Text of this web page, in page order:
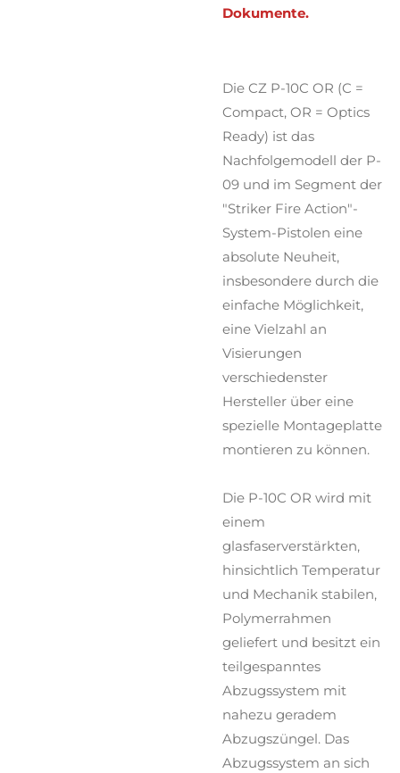
Dokumente.
Die CZ P-10C OR (C =
Compact, OR = Optics
Ready) ist das
Nachfolgemodell der P-
09 und im Segment der
"Striker Fire Action"-
System-Pistolen eine
absolute Neuheit,
insbesondere durch die
einfache Möglichkeit,
eine Vielzahl an
Visierungen
verschiedenster
Hersteller über eine
spezielle Montageplatte
montieren zu können.
Die P-10C OR wird mit
einem
glasfaserverstärkten,
hinsichtlich Temperatur
und Mechanik stabilen,
Polymerrahmen
geliefert und besitzt ein
teilgespanntes
Abzugssystem mit
nahezu geradem
Abzugszüngel. Das
Abzugssystem an sich